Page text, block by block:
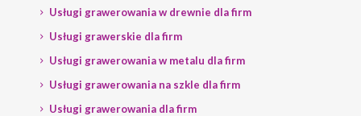
Usługi grawerowania w drewnie dla firm
Usługi grawerskie dla firm
Usługi grawerowania w metalu dla firm
Usługi grawerowania na szkle dla firm
Usługi grawerowania dla firm